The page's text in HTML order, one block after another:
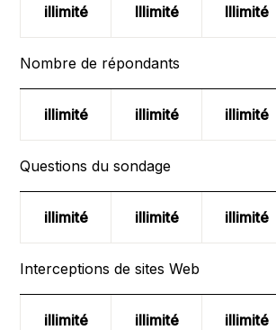
illimité Illimité Illimité
Nombre de répondants
illimité illimité illimité
Questions du sondage
illimité illimité illimité
Interceptions de sites Web
illimité illimité illimité